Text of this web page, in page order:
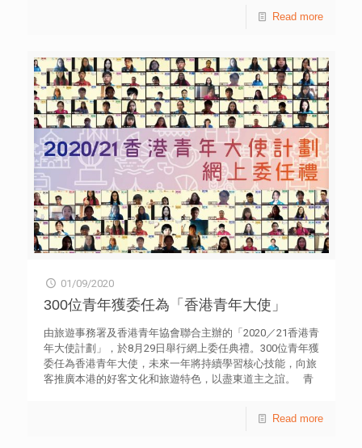
sciences and other science-related areas of study, were
competitive selection process and demonstrated
excellence in their academic studies and possess a
passion in I&T. The 25 awardees, from The University of
Hong Kong, The Chinese University of Hong[…]
Read more
01/09/2020
300位青年獲委任為「香港青年大使」
由旅遊事務署及香港青年協會聯合主辦的「2020／21香港青
年大使計劃」，於8月29日舉行網上委任典禮。300位青年獲
委任為香港青年大使，未來一年將持續學習核心技能，向旅
客推廣本港的好客文化和旅遊特色，以盡東道主之誼。 青
化區等，負責接待旅客及提供旅遊資訊。青年大使亦會參與
Read more